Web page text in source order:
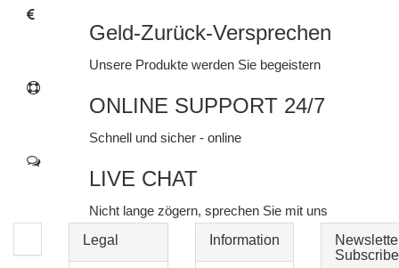
Geld-Zurück-Versprechen
Unsere Produkte werden Sie begeistern
ONLINE SUPPORT 24/7
Schnell und sicher - online
LIVE CHAT
Nicht lange zögern, sprechen Sie mit uns
Legal
Information
Subscribe